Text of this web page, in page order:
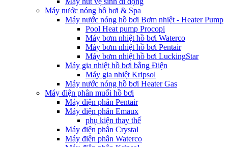
Máy nước nóng hồ bơi & Spa
Máy nước nóng hồ bơi Bơm nhiệt - Heater Pump
Pool Heat pump Procopi
Máy bơm nhiệt hồ bơi Waterco
Máy bơm nhiệt hồ bơi Pentair
Máy bơm nhiệt hồ bơi LuckingStar
Máy gia nhiệt hồ bơi bằng Điện
Máy gia nhiệt Kripsol
Máy nước nóng hồ bơi Heater Gas
Máy điện phân muối hồ bơi
Máy điện phân Pentair
Máy điện phân Emaux
phụ kiện thay thế
Máy điện phân Crystal
Máy điện phân Waterco